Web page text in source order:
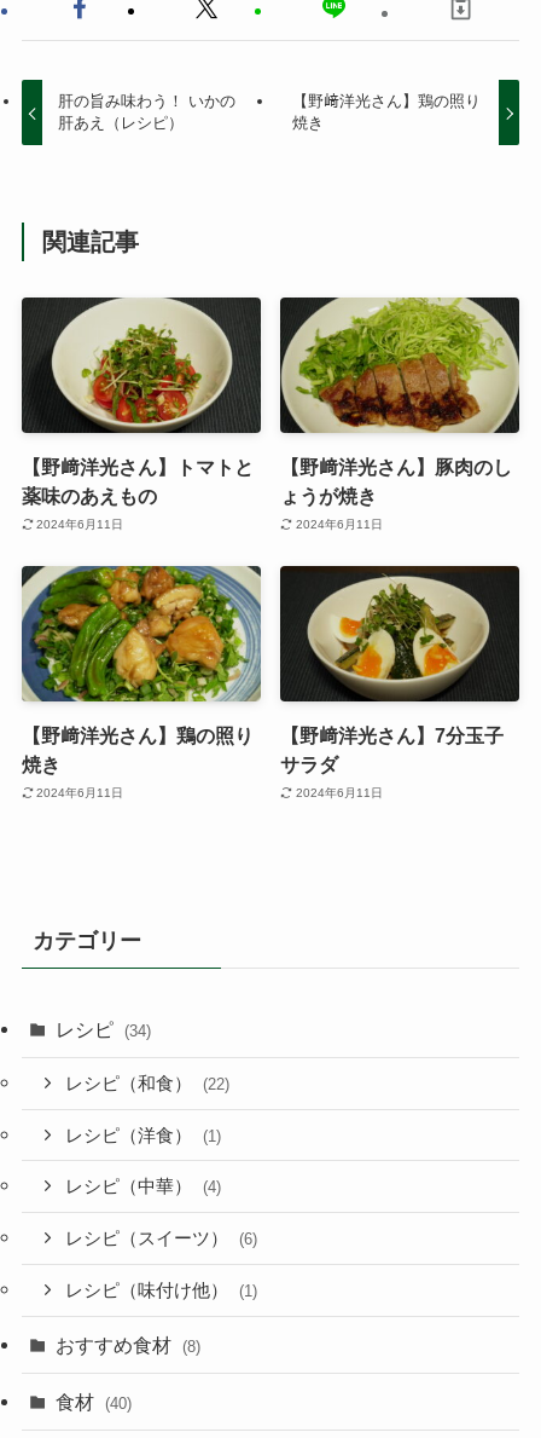
肝の旨み味わう！ いかの
肝あえ（レシピ）
【野﨑洋光さん】鶏の照り
焼き
関連記事
【野﨑洋光さん】トマトと
薬味のあえもの
2024年6月11日
【野﨑洋光さん】豚肉のし
ょうが焼き
2024年6月11日
【野﨑洋光さん】鶏の照り
焼き
2024年6月11日
【野﨑洋光さん】7分玉子
サラダ
2024年6月11日
カテゴリー
レシピ (34)
レシピ（和食） (22)
レシピ（洋食） (1)
レシピ（中華） (4)
レシピ（スイーツ） (6)
レシピ（味付け他） (1)
おすすめ食材 (8)
食材 (40)